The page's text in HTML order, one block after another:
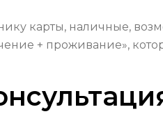
карты, наличные,
+ проживание»,